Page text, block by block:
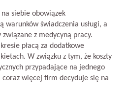
siebie obowiązek
warunków świadczenia usługi, a
z medycyną pracy.
płacą za dodatkowe
W związku z tym, że koszty
przypadające na jednego
więcej firm decyduje się na